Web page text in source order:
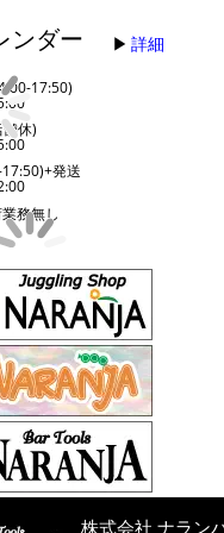
ンダー 詳細
17:50)
休)
発送
務無し
株式会社 ナラン